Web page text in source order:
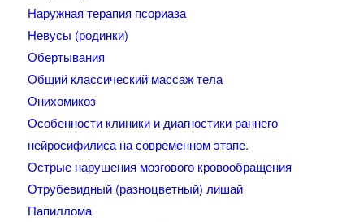
Наружная терапия псориаза
Невусы (родинки)
Обертывания
Общий классический массаж тела
Онихомикоз
Особенности клиники и диагностики раннего
нейросифилиса на современном этапе.
Острые нарушения мозгового кровообращения
Отрубевидный (разноцветный) лишай
Папиллома